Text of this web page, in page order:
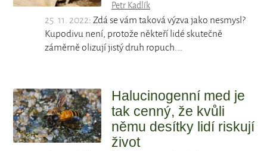
Petr Kadlík
25. 11. 2022: Zdá se vám taková výzva jako nesmysl?
Kupodivu není, protože někteří lidé skutečně
záměrně olizují jistý druh ropuch.…
Halucinogenní med je
tak cenný, že kvůli
němu desítky lidí riskují
život